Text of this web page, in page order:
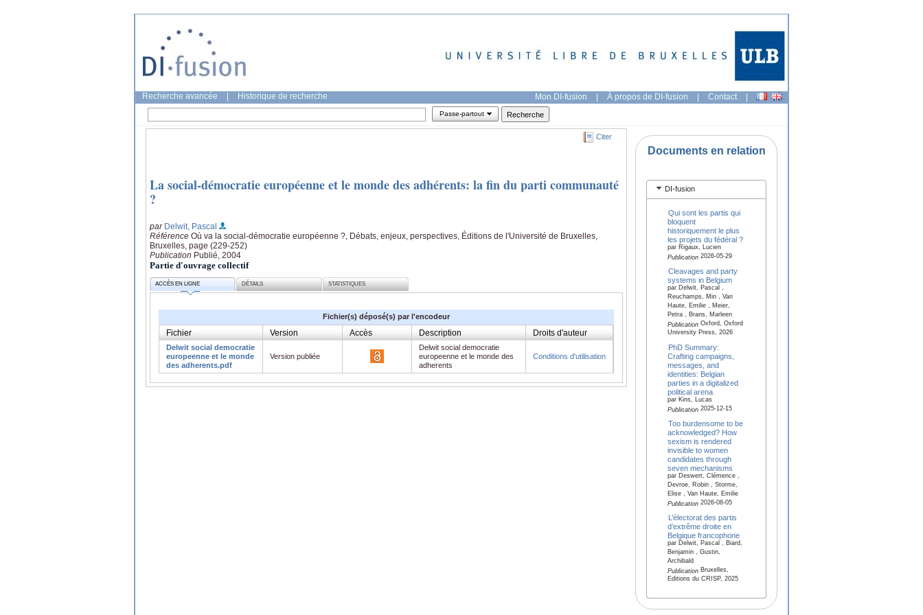
Recherche avancée Historique de recherche Mon DI-fusion | À propos de DI-fusion | Contact |
Passe-partout
Citer
La social-démocratie européenne et le monde des adhérents: la fin du parti communauté
?
par Delwit, Pascal
Référence Où va la social-démocratie européenne ?, Débats, enjeux, perspectives, Éditions de l'Université de Bruxelles,
Bruxelles, page (229-252)
Publication Publié, 2004
Partie d'ouvrage collectif
ACCÈS EN LIGNE DÉTAILS STATISTIQUES
Fichier(s) déposé(s) par l'encodeur
Fichier Version Accès Description Droits d'auteur
Delwit social democratie
europeenne et le monde
des adherents.pdf
Version publiée
Delwit social democratie
europeenne et le monde des
adherents
Conditions d'utilisation
Documents en relation
DI-fusion
Qui sont les partis qui
bloquent
historiquement le plus
les projets du fédéral ?
par Rigaux, Lucien
Publication2026-05-29
Cleavages and party
systems in Belgium
par Delwit, Pascal ,
Reuchamps, Min , Van
Haute, Emilie , Meier,
Petra , Brans, Marleen
PublicationOxford, Oxford
University Press, 2026
PhD Summary:
Crafting campaigns,
messages, and
identities: Belgian
parties in a digitalized
political arena
par Kins, Lucas
Publication2025-12-15
Too burdensome to be
acknowledged? How
sexism is rendered
invisible to women
candidates through
seven mechanisms
par Deswert, Clémence ,
Devroe, Robin , Storme,
Elise , Van Haute, Emilie
Publication2026-08-05
L’électorat des partis
d’extrême droite en
Belgique francophone
par Delwit, Pascal , Biard,
Benjamin , Gustin,
Archibald
PublicationBruxelles,
Editions du CRISP, 2025